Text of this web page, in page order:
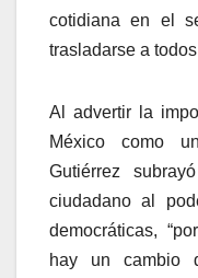
cotidiana en el
trasladarse a
Al advertir la
México como
Gutiérrez
ciudadano al
democráticas,
hay un cambio